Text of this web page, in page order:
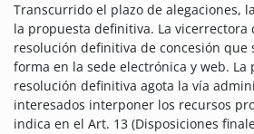
Transcurrido el plazo de alegaciones,
la propuesta definitiva. La vicerrectora
resolución definitiva de concesión que
forma en la sede electrónica y web. La
resolución definitiva agota la vía
interesados interponer los recursos
indica en el Art. 13 (Disposiciones